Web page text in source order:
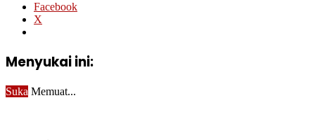
Facebook
X
Menyukai ini:
Suka Memuat...